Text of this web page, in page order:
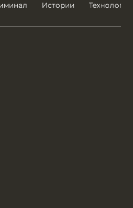
Истории Технологии